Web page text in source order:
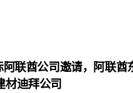
联酋公司邀请，阿联
材迪拜公司